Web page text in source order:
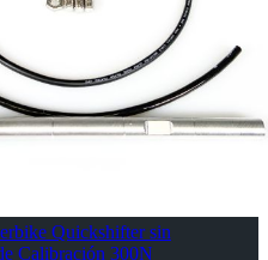
Quickshifter sin
Calibración 300N